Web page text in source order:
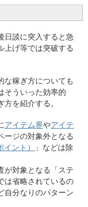
日談に突入すると急
上げ等では突破する
な稼ぎ方についても
そういった効率的
を紹介する。
アイテム界やアイテ
ージの対象外となる
ント）
」などは除
が対象となる「ステ
は省略されているの
自分なりのパターン